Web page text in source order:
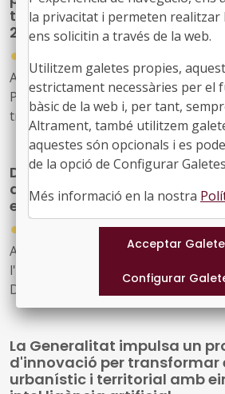
transició cap a una
2030
●
Acord GOV/197/2026, de 28 de juliol,
Programa temporal per a la
transició cap a una indústria neta a
2030
Drets Socials reforçarà la
amb 163 noves places per
els serveis públics
●
Acord GOV/208/2026, de 28 de
l'ampliació de la plantilla
Departament de Drets Socials i
de la creació de nous serveis i
La Generalitat impulsa un
d'innovació per transformar
urbanístic i territorial amb
la privacitat i permeten realitzar
ens solicitin a través de la web.
Utilitzem galetes propies,
estrictament necessàries per el
bàsic de la web i, per tant,
Altrament, també utilitzem
aquestes són opcionals i es
de la opció de Configurar
Més informació en la nostra